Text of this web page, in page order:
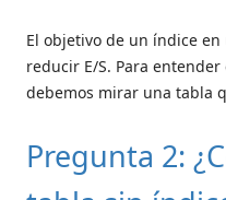
El objetivo de un índice
reducir E/S. Para
debemos mirar una tabla
Pregunta 2: